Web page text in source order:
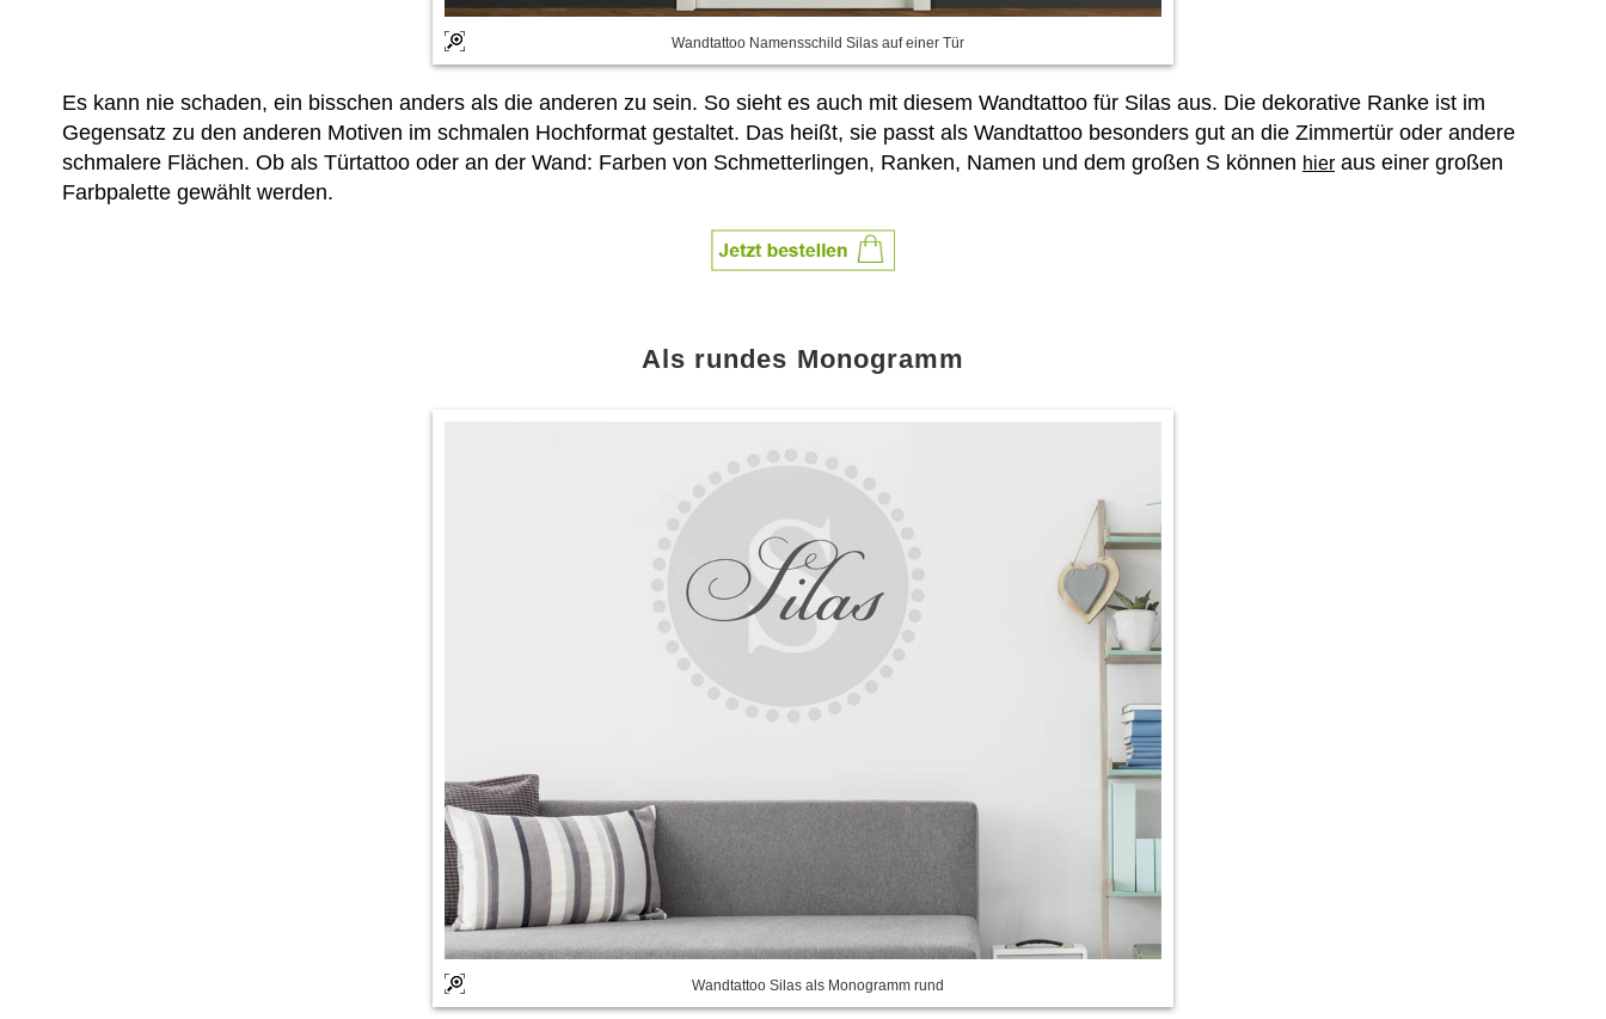
Wandtattoo Namensschild Silas auf einer Tür
Es kann nie schaden, ein bisschen anders als die anderen zu sein. So sieht es auch mit diesem Wandtattoo für Silas aus. Die dekorative Ranke ist im
Gegensatz zu den anderen Motiven im schmalen Hochformat gestaltet. Das heißt, sie passt als Wandtattoo besonders gut an die Zimmertür oder andere
schmalere Flächen. Ob als Türtattoo oder an der Wand: Farben von Schmetterlingen, Ranken, Namen und dem großen S können hier aus einer großen
Farbpalette gewählt werden.
Als rundes Monogramm
Wandtattoo Silas als Monogramm rund